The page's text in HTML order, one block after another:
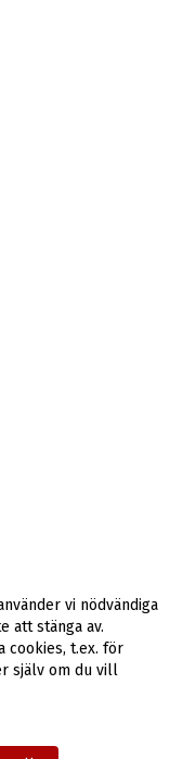
vi nödvändiga
att stänga av.
cookies, t.ex. för
själv om du vill